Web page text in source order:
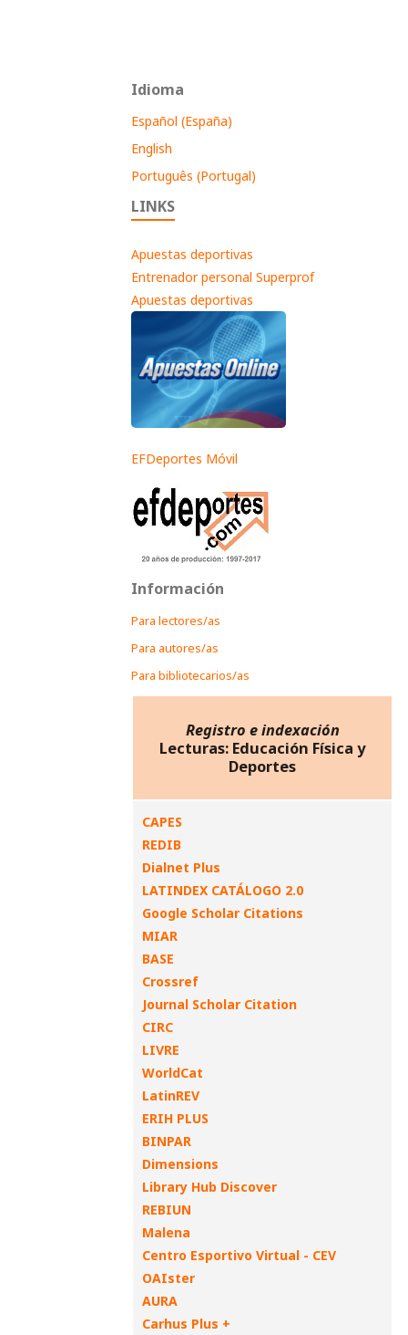
Idioma
Español (España)
English
Português (Portugal)
LINKS
Apuestas deportivas
Entrenador personal Superprof
Apuestas deportivas
EFDeportes Móvil
Información
Para lectores/as
Para autores/as
Para bibliotecarios/as
Registro e indexación
Lecturas: Educación Física y
Deportes
CAPES
REDIB
Dialnet Plus
LATINDEX CATÁLOGO 2.0
Google Scholar Citations
MIAR
BASE
Crossref
Journal Scholar Citation
CIRC
LIVRE
WorldCat
LatinREV
ERIH PLUS
BINPAR
Dimensions
Library Hub Discover
REBIUN
Malena
Centro Esportivo Virtual - CEV
OAIster
AURA
Carhus Plus +